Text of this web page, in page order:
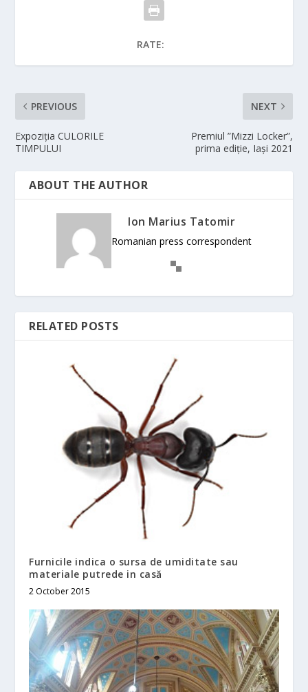
RATE:
PREVIOUS
Expoziția CULORILE
TIMPULUI
NEXT
Premiul ”Mizzi Locker”,
prima ediție, Iași 2021
ABOUT THE AUTHOR
Ion Marius Tatomir
Romanian press correspondent
RELATED POSTS
Furnicile indica o sursa de umiditate sau
materiale putrede in casă
2 October 2015